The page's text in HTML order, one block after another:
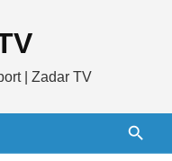
| Zadar TV